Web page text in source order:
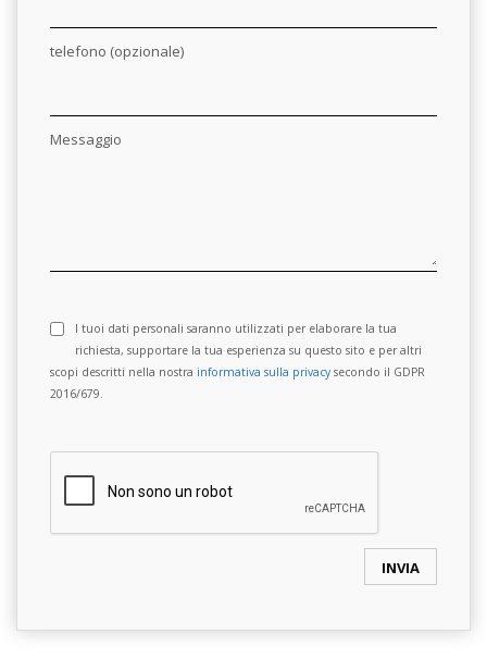
telefono (opzionale)
Messaggio
I tuoi dati personali saranno utilizzati per elaborare la tua
richiesta, supportare la tua esperienza su questo sito e per altri
scopi descritti nella nostra informativa sulla privacy secondo il GDPR
2016/679.